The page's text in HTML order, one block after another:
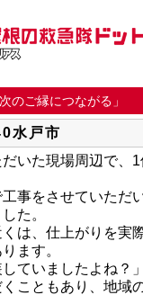
のご縁につながる」
水戸市
いた現場周辺で、
事をさせていただ
た。
は、仕上がりを実
ます。
ていましたよね？」
こともあり、地域